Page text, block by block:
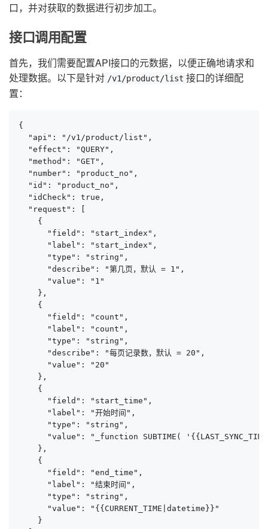
口，并对获取的数据进行初步加工。
接口调用配置
首先，我们需要配置API接口的元数据，以便正确地请求和
处理数据。以下是针对 /v1/product/list 接口的详细配
置：
{
  "api": "/v1/product/list",
  "effect": "QUERY",
  "method": "GET",
  "number": "product_no",
  "id": "product_no",
  "idCheck": true,
  "request": [
    {
      "field": "start_index",
      "label": "start_index",
      "type": "string",
      "describe": "第几页，默认 = 1",
      "value": "1"
    },
    {
      "field": "count",
      "label": "count",
      "type": "string",
      "describe": "每页记录数，默认 = 20",
      "value": "20"
    },
    {
      "field": "start_time",
      "label": "开始时间",
      "type": "string",
"value": "_function SUBTIME(
    },
    {
      "field": "end_time",
      "label": "结束时间",
      "type": "string",
      "value": "{{CURRENT_TIME|datetime}}"
    }